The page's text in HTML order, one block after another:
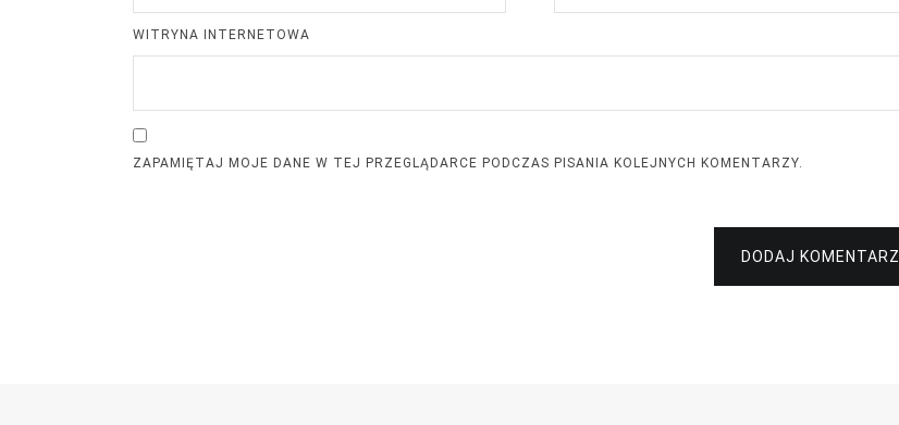
WITRYNA INTERNETOWA
ZAPAMIĘTAJ MOJE DANE W TEJ PRZEGLĄDARCE PODCZAS PISANIA KOLEJNYCH KOMENTARZY.
DODAJ KOMENTARZ